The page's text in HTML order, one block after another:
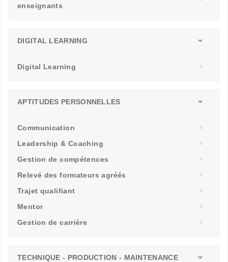
enseignants
DIGITAL LEARNING
Digital Learning
APTITUDES PERSONNELLES
Communication
Leadership & Coaching
Gestion de compétences
Relevé des formateurs agréés
Trajet qualifiant
Mentor
Gestion de carrière
TECHNIQUE - PRODUCTION - MAINTENANCE